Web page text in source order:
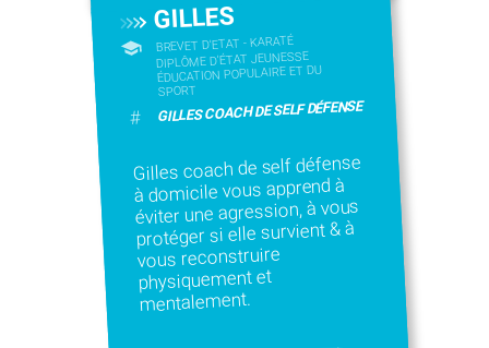
GILLES
BREVET D'ETAT - KARATÉ
DIPLÔME D'ÉTAT JEUNESSE
ÉDUCATION POPULAIRE ET DU
SPORT
# GILLES COACH DE SELF DÉFENSE
Gilles coach de self défense
à domicile vous apprend à
éviter une agression, à vous
protéger si elle survient & à
vous reconstruire
physiquement et
mentalement.